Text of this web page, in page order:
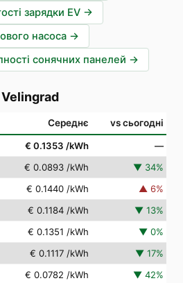
зарядки EV →
насоса →
сонячних панелей →
Velingrad
Середнє vs сьогодні
€ 0.1353 /kWh
—
€ 0.0893 /kWh ▼ 34%
€ 0.1440 /kWh ▲ 6%
€ 0.1184 /kWh ▼ 13%
€ 0.1351 /kWh ▼ 0%
€ 0.1117 /kWh ▼ 17%
€ 0.0782 /kWh ▼ 42%